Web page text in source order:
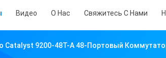
Видео О Нас Свяжитесь С Нами
Catalyst 9200-48T-A 48-Портовый